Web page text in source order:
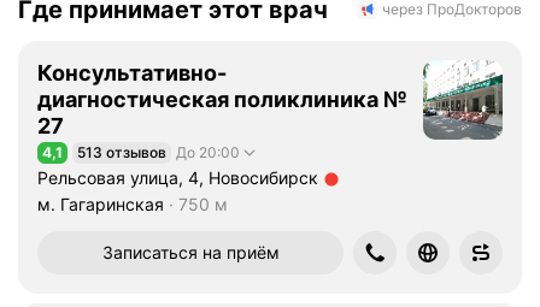
Где принимает этот врач через ПроДокторов
Консультативно-
диагностическая поликлиника №
27
Рейтинг 4,1 из 5
4,1 513 отзывов До 20:00
Рельсовая улица, 4, Новосибирск
Метро м. Гагаринская Расстояние 750 м
м. Гагаринская 750 м
Записаться на приём